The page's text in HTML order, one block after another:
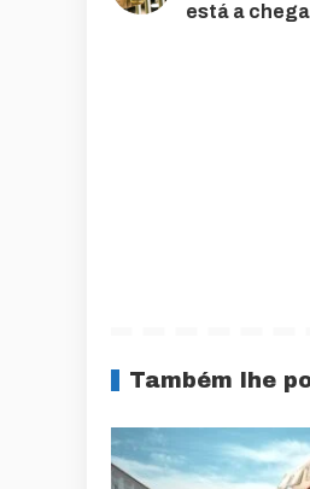
está a
Também lhe